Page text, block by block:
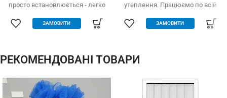
просто встановлюється - легко
дешевше аналогів за явних
які форми та розміри:
трикутник, трапеція - проста в
потрібний)
ЗАМОВИТИ
утеплення. Працюємо по всій
ЗАМОВИТИ
РЕКОМЕНДОВАНІ ТОВАРИ